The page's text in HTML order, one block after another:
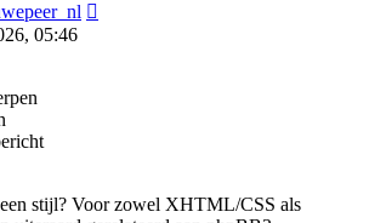
05:46
stijl? Voor zowel XHTML/CSS als